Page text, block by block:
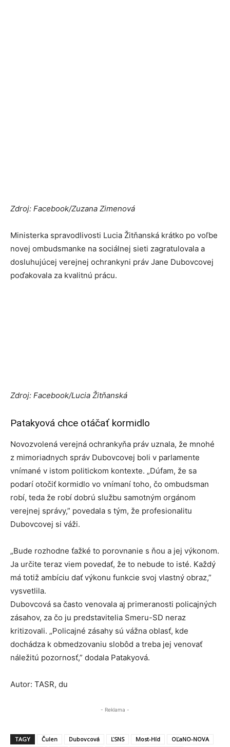
Zdroj: Facebook/Zuzana Zimenová
Ministerka spravodlivosti Lucia Žitňanská krátko po voľbe
novej ombudsmanke na sociálnej sieti zagratulovala a
dosluhujúcej verejnej ochrankyni práv Jane Dubovcovej
poďakovala za kvalitnú prácu.
Zdroj: Facebook/Lucia Žitňanská
Patakyová chce otáčať kormidlo
Novozvolená verejná ochrankyňa práv uznala, že mnohé
z mimoriadnych správ Dubovcovej boli v parlamente
vnímané v istom politickom kontexte. „Dúfam, že sa
podarí otočiť kormidlo vo vnímaní toho, čo ombudsman
robí, teda že robí dobrú službu samotným orgánom
verejnej správy,” povedala s tým, že profesionalitu
Dubovcovej si váži.
„Bude rozhodne ťažké to porovnanie s ňou a jej výkonom.
Ja určite teraz viem povedať, že to nebude to isté. Každý
má totiž ambíciu dať výkonu funkcie svoj vlastný obraz,”
vysvetlila.
Dubovcová sa často venovala aj primeranosti policajných
zásahov, za čo ju predstavitelia Smeru-SD neraz
kritizovali. „Policajné zásahy sú vážna oblasť, kde
dochádza k obmedzovaniu slobôd a treba jej venovať
náležitú pozornosť,” dodala Patakyová.
Autor: TASR, du
- Reklama -
TAGY Čulen Dubovcová ĽSNS Most-Híd
OĽaNO-NOVA